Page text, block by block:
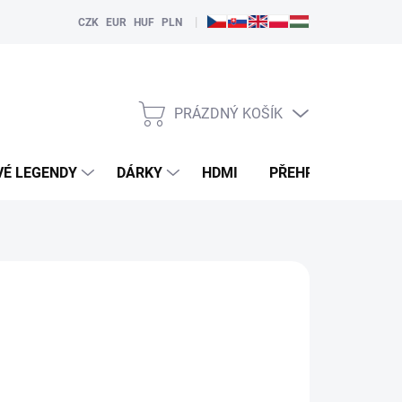
CZK EUR HUF PLN |
NÁKUPNÍ
PRÁZDNÝ KOŠÍK
LEGENDY DÁRKY HDMI PŘEHRÁVAČE